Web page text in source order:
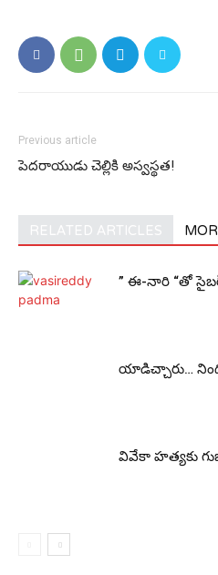
Previous article
పెద‌రాయుడు చెల్లికి అస్వ‌స్థ‌త‌!
RELATED ARTICLES
” ఈ-నారి “తో
యాడిచ్చారు…
వివేకా హ‌త్య‌కు